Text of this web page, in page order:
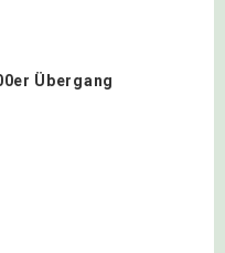
Übergang